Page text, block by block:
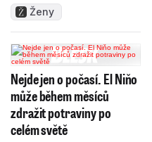
Ženy
Nejde jen o počasí. El Niňo
může během měsíců
zdražit potraviny po
celém světě